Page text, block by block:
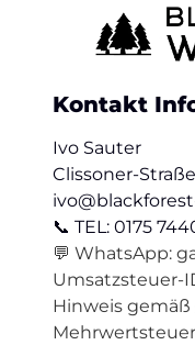
Kontakt
Ivo Sauter
Clissoner-
📞 TEL: 0175
💬 WhatsApp:
Umsatzsteuer-
Hinweis gemäß